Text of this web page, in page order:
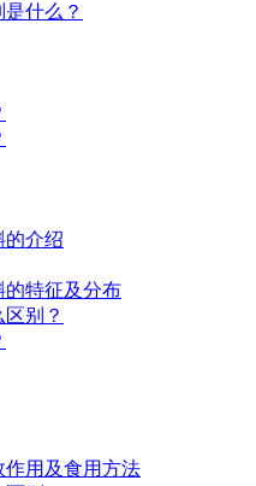
什么？
的介绍
的特征及分布
别？
用及食用方法